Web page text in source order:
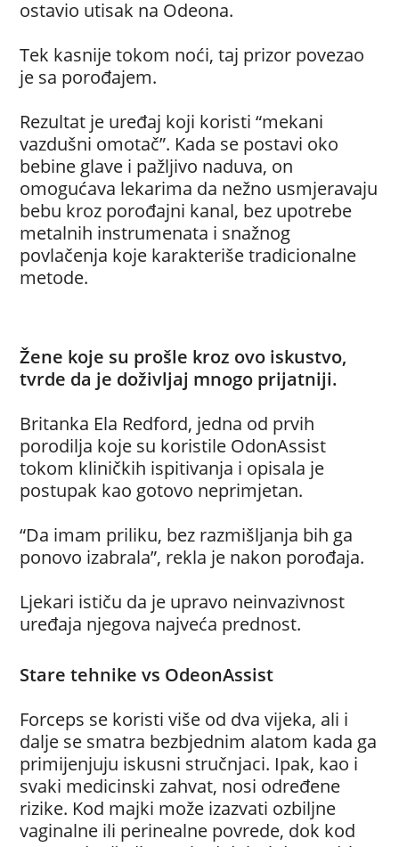
ostavio utisak na Odeona.
Tek kasnije tokom noći, taj prizor povezao
je sa porođajem.
Rezultat je uređaj koji koristi “mekani
vazdušni omotač”. Kada se postavi oko
bebine glave i pažljivo naduva, on
omogućava lekarima da nežno usmjeravaju
bebu kroz porođajni kanal, bez upotrebe
metalnih instrumenata i snažnog
povlačenja koje karakteriše tradicionalne
metode.
Žene koje su prošle kroz ovo iskustvo,
tvrde da je doživljaj mnogo prijatniji.
Britanka Ela Redford, jedna od prvih
porodilja koje su koristile OdonAssist
tokom kliničkih ispitivanja i opisala je
postupak kao gotovo neprimjetan.
“Da imam priliku, bez razmišljanja bih ga
ponovo izabrala”, rekla je nakon porođaja.
Ljekari ističu da je upravo neinvazivnost
uređaja njegova najveća prednost.
Stare tehnike vs OdeonAssist
Forceps se koristi više od dva vijeka, ali i
dalje se smatra bezbjednim alatom kada ga
primijenjuju iskusni stručnjaci. Ipak, kao i
svaki medicinski zahvat, nosi određene
rizike. Kod majki može izazvati ozbiljne
vaginalne ili perinealne povrede, dok kod